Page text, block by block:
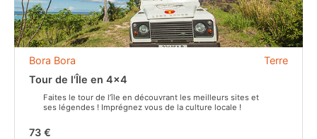
Terre
Bora Bora
Tour de l'Île en 4x4
Faites le tour de l’île en découvrant les meilleurs sites et
ses légendes ! Imprégnez vous de la culture locale !
73 €